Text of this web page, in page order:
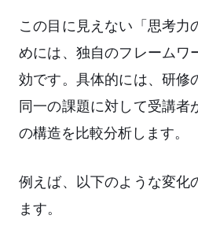
この目に見えない「思考力
めには、独自のフレームワ
効です。具体的には、研修
同一の課題に対して受講者
の構造を比較分析します。
例えば、以下のような変化
ます。